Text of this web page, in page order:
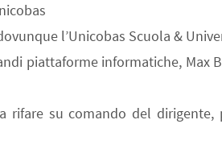
l’Unicobas Scuola &
piattaforme informatiche, Max
rifare su comando del